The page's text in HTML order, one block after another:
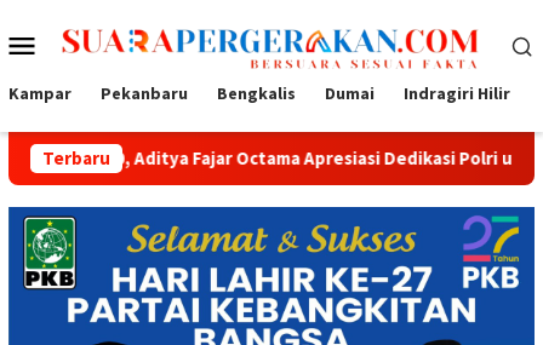
ke
Menu
Mobile
Kampar Pekanbaru Bengkalis Dumai Indragiri Hilir
Terbaru
Fajar Octama Apresiasi Dedikasi Polri untuk Masyarakat